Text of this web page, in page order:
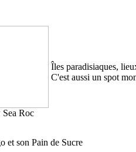
Roc
Îles paradisiaques,
C'est aussi un spot
et son Pain de Sucre